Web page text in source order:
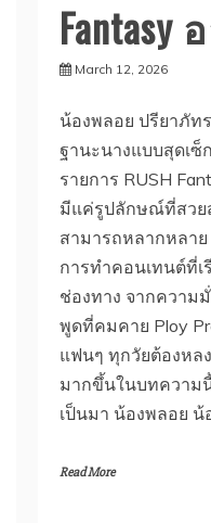
Fantasy
March 12, 2026
น้องพลอย ปรียาภัท
ฐานะนางแบบสุดเ
รายการ RUSH
มีแค่รูปลักษณ์ที่สวย
สามารถหลากหลาย
การทำคอนเทนต์ที่เ
ช่องทาง จากความ
พูดที่คมคาย Ploy
แฟนๆ ทุกวัยต้องหล
มากขึ้นในบทความ
เป็นมา น้องพลอย
Read More